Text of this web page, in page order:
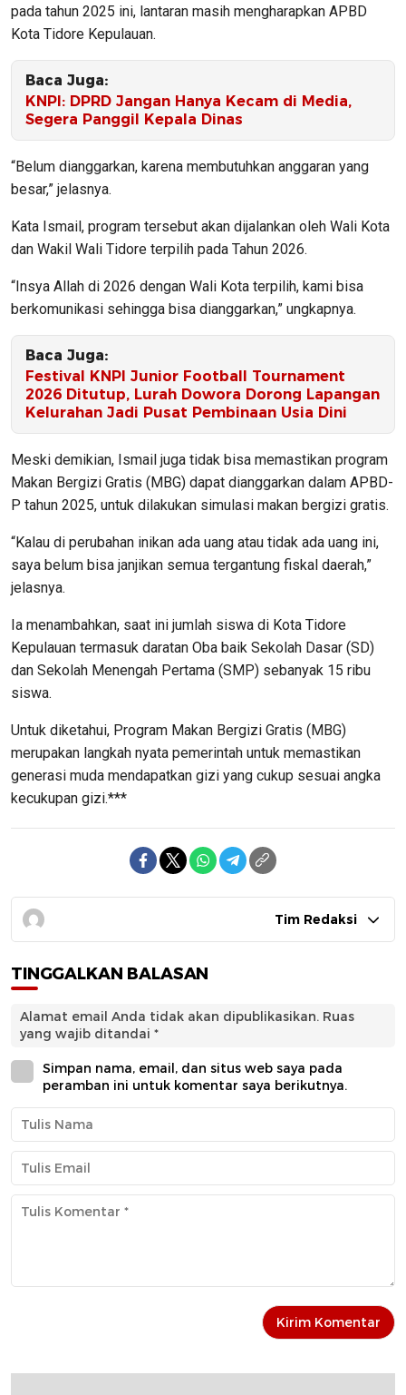
pada tahun 2025 ini, lantaran masih mengharapkan APBD
Kota Tidore Kepulauan.
Baca Juga:
KNPI: DPRD Jangan Hanya Kecam di Media,
Segera Panggil Kepala Dinas
“Belum dianggarkan, karena membutuhkan anggaran yang
besar,” jelasnya.
Kata Ismail, program tersebut akan dijalankan oleh Wali Kota
dan Wakil Wali Tidore terpilih pada Tahun 2026.
“Insya Allah di 2026 dengan Wali Kota terpilih, kami bisa
berkomunikasi sehingga bisa dianggarkan,” ungkapnya.
Baca Juga:
Festival KNPI Junior Football Tournament
2026 Ditutup, Lurah Dowora Dorong Lapangan
Kelurahan Jadi Pusat Pembinaan Usia Dini
Meski demikian, Ismail juga tidak bisa memastikan program
Makan Bergizi Gratis (MBG) dapat dianggarkan dalam APBD-
P tahun 2025, untuk dilakukan simulasi makan bergizi gratis.
“Kalau di perubahan inikan ada uang atau tidak ada uang ini,
saya belum bisa janjikan semua tergantung fiskal daerah,”
jelasnya.
Ia menambahkan, saat ini jumlah siswa di Kota Tidore
Kepulauan termasuk daratan Oba baik Sekolah Dasar (SD)
dan Sekolah Menengah Pertama (SMP) sebanyak 15 ribu
siswa.
Untuk diketahui, Program Makan Bergizi Gratis (MBG)
merupakan langkah nyata pemerintah untuk memastikan
generasi muda mendapatkan gizi yang cukup sesuai angka
kecukupan gizi.***
Tim Redaksi
TINGGALKAN BALASAN
Alamat email Anda tidak akan dipublikasikan. Ruas
yang wajib ditandai *
Simpan nama, email, dan situs web saya pada
peramban ini untuk komentar saya berikutnya.